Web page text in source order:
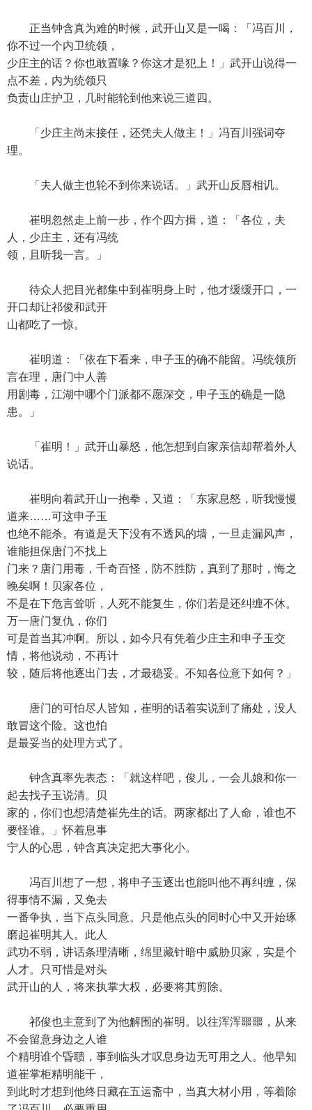
正当钟含真为难的时候，武开山又是一喝：「冯百川，
你不过一个内卫统领，
少庄主的话？你也敢置喙？你这才是犯上！」武开山说得一
点不差，内为统领只
负责山庄护卫，几时能轮到他来说三道四。
「少庄主尚未接任，还凭夫人做主！」冯百川强词夺
理。
「夫人做主也轮不到你来说话。」武开山反唇相讥。
崔明忽然走上前一步，作个四方揖，道：「各位，夫
人，少庄主，还有冯统
领，且听我一言。」
待众人把目光都集中到崔明身上时，他才缓缓开口，一
开口却让祁俊和武开
山都吃了一惊。
崔明道：「依在下看来，申子玉的确不能留。冯统领所
言在理，唐门中人善
用剧毒，江湖中哪个门派都不愿深交，申子玉的确是一隐
患。」
「崔明！」武开山暴怒，他怎想到自家亲信却帮着外人
说话。
崔明向着武开山一抱拳，又道：「东家息怒，听我慢慢
道来……可这申子玉
也绝不能杀。有道是天下没有不透风的墙，一旦走漏风声，
谁能担保唐门不找上
门来？唐门用毒，千奇百怪，防不胜防，真到了那时，悔之
晚矣啊！贝家各位，
不是在下危言耸听，人死不能复生，你们若是还纠缠不休。
万一唐门复仇，你们
可是首当其冲啊。所以，如今只有凭着少庄主和申子玉交
情，将他说动，不再计
较，随后将他逐出门去，才最稳妥。不知各位意下如何？」
唐门的可怕尽人皆知，崔明的话着实说到了痛处，没人
敢冒这个险。这也怕
是最妥当的处理方式了。
钟含真率先表态：「就这样吧，俊儿，一会儿娘和你一
起去找子玉说清。贝
家的，你们也想清楚崔先生的话。两家都出了人命，谁也不
要怪谁。」怀着息事
宁人的心思，钟含真决定把大事化小。
冯百川想了一想，将申子玉逐出也能叫他不再纠缠，保
得事情不漏，又免去
一番争执，当下点头同意。只是他点头的同时心中又开始琢
磨起崔明其人。此人
武功不弱，讲话条理清晰，绵里藏针暗中威胁贝家，实是个
人才。只可惜是对头
武开山的人，将来执掌大权，必要将其剪除。
祁俊也主意到了为他解围的崔明。以往浑浑噩噩，从来
不会留意身边之人谁
个精明谁个昏聩，事到临头才叹息身边无可用之人。他早知
道崔掌柜精明能干，
到此时才想到他终日藏在五运斋中，当真大材小用，等着除